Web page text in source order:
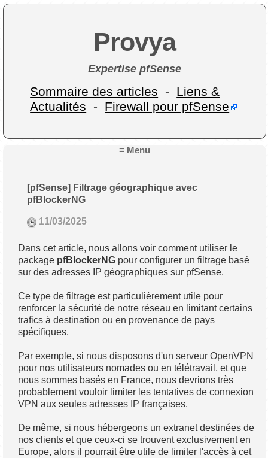
Provya
Expertise pfSense
Sommaire des articles - Liens &
Actualités - Firewall pour pfSense
≡ Menu
[pfSense] Filtrage géographique avec
pfBlockerNG
11/03/2025
Dans cet article, nous allons voir comment utiliser le
package pfBlockerNG pour configurer un filtrage basé
sur des adresses IP géographiques sur pfSense.
Ce type de filtrage est particulièrement utile pour
renforcer la sécurité de notre réseau en limitant certains
trafics à destination ou en provenance de pays
spécifiques.
Par exemple, si nous disposons d'un serveur OpenVPN
pour nos utilisateurs nomades ou en télétravail, et que
nous sommes basés en France, nous devrions très
probablement vouloir limiter les tentatives de connexion
VPN aux seules adresses IP françaises.
De même, si nous hébergeons un extranet destinées de
nos clients et que ceux-ci se trouvent exclusivement en
Europe, alors il pourrait être utile de limiter l'accès à cet